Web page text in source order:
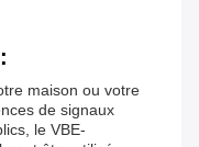
maison ou votre
de signaux
le VBE-